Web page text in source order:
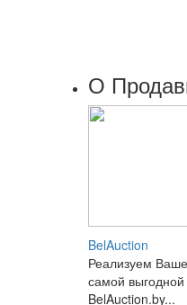
О
BelAuction
Реализуем
самой выгодной
BelAuction.by...